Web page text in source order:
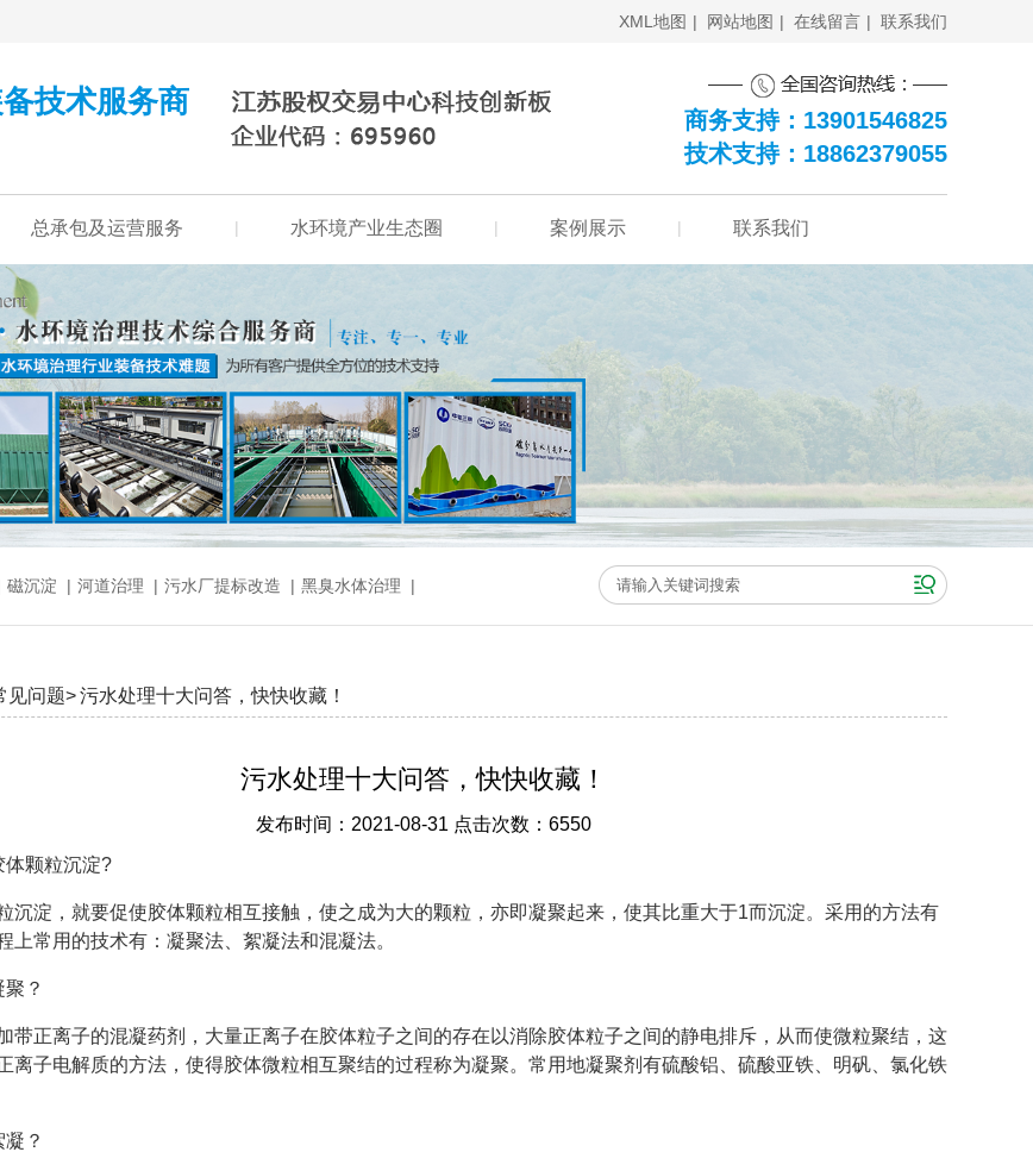
XML地图 | 网站地图 | 在线留言 | 联系我们
技术服务商
商务支持：13901546825
技术支持：18862379055
总承包及运营服务 | 水环境产业生态圈 | 案例展示 | 联系我们
磁沉淀 | 河道治理 | 污水厂提标改造 | 黑臭水体治理 |
见问题>污水处理十大问答，快快收藏！
污水处理十大问答，快快收藏！
发布时间：2021-08-31 点击次数：6550
体颗粒沉淀?
沉淀，就要促使胶体颗粒相互接触，使之成为大的颗粒，亦即凝聚起来，使其比重大于1而沉淀。采用的方法有
上常用的技术有：凝聚法、絮凝法和混凝法。
？
带正离子的混凝药剂，大量正离子在胶体粒子之间的存在以消除胶体粒子之间的静电排斥，从而使微粒聚结，这
离子电解质的方法，使得胶体微粒相互聚结的过程称为凝聚。常用地凝聚剂有硫酸铝、硫酸亚铁、明矾、氯化铁
？